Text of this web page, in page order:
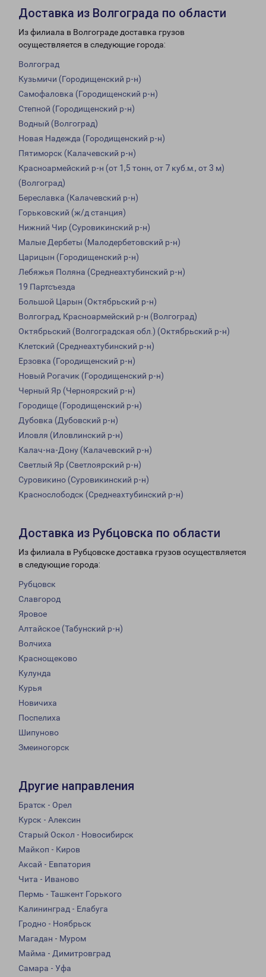
Доставка из Волгограда по области
Из филиала в Волгограде доставка грузов
осуществляется в следующие города:
Волгоград
Кузьмичи (Городищенский р-н)
Самофаловка (Городищенский р-н)
Степной (Городищенский р-н)
Водный (Волгоград)
Новая Надежда (Городищенский р-н)
Пятиморск (Калачевский р-н)
Красноармейский р-н (от 1,5 тонн, от 7 куб.м., от 3 м)
(Волгоград)
Береславка (Калачевский р-н)
Горьковский (ж/д станция)
Нижний Чир (Суровикинский р-н)
Малые Дербеты (Малодербетовский р-н)
Царицын (Городищенский р-н)
Лебяжья Поляна (Среднеахтубинский р-н)
19 Партсъезда
Большой Царын (Октябрьский р-н)
Волгоград, Красноармейский р-н (Волгоград)
Октябрьский (Волгоградская обл.) (Октябрьский р-н)
Клетский (Среднеахтубинский р-н)
Ерзовка (Городищенский р-н)
Новый Рогачик (Городищенский р-н)
Черный Яр (Черноярский р-н)
Городище (Городищенский р-н)
Дубовка (Дубовский р-н)
Иловля (Иловлинский р-н)
Калач-на-Дону (Калачевский р-н)
Светлый Яр (Светлоярский р-н)
Суровикино (Суровикинский р-н)
Краснослободск (Среднеахтубинский р-н)
Доставка из Рубцовска по области
Из филиала в Рубцовске доставка грузов осуществляется
в следующие города:
Рубцовск
Славгород
Яровое
Алтайское (Табунский р-н)
Волчиха
Краснощеково
Кулунда
Курья
Новичиха
Поспелиха
Шипуново
Змеиногорск
Другие направления
Братск - Орел
Курск - Алексин
Старый Оскол - Новосибирск
Майкоп - Киров
Аксай - Евпатория
Чита - Иваново
Пермь - Ташкент Горького
Калининград - Елабуга
Гродно - Ноябрьск
Магадан - Муром
Майма - Димитровград
Самара - Уфа